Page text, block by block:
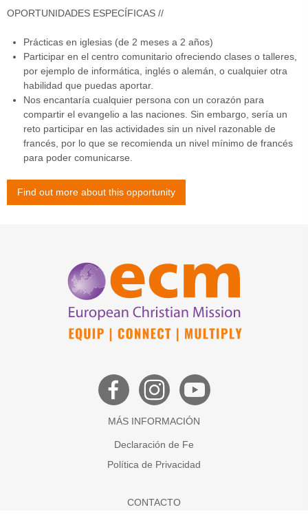
OPORTUNIDADES ESPECÍFICAS //
Prácticas en iglesias (de 2 meses a 2 años)
Participar en el centro comunitario ofreciendo clases o talleres,
por ejemplo de informática, inglés o alemán, o cualquier otra
habilidad que puedas aportar.
Nos encantaría cualquier persona con un corazón para
compartir el evangelio a las naciones. Sin embargo, sería un
reto participar en las actividades sin un nivel razonable de
francés, por lo que se recomienda un nivel mínimo de francés
para poder comunicarse.
Find out more about this opportunity
MÁS INFORMACIÓN
Declaración de Fe
Política de Privacidad
CONTACTO